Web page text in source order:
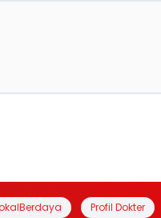
Profil Dokter